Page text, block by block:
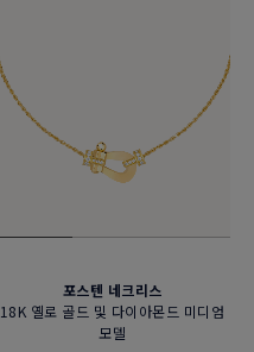
포스텐 네크리스
18K 옐로 골드 및 다이아몬드 미디엄
모델